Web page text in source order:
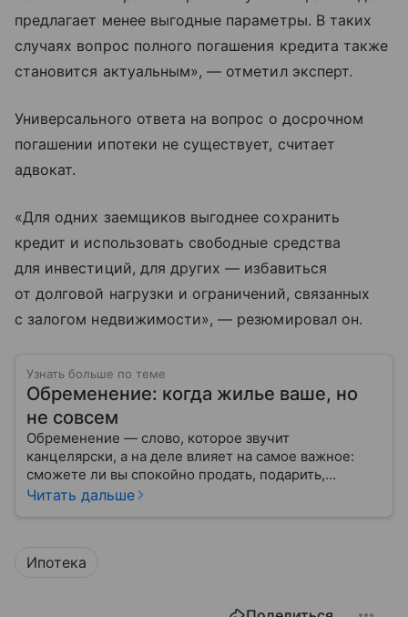
предлагает менее выгодные параметры. В таких
случаях вопрос полного погашения кредита также
становится актуальным», — отметил эксперт.
Универсального ответа на вопрос о досрочном
погашении ипотеки не существует, считает
адвокат.
«Для одних заемщиков выгоднее сохранить
кредит и использовать свободные средства
для инвестиций, для других — избавиться
от долговой нагрузки и ограничений, связанных
с залогом недвижимости», — резюмировал он.
Узнать больше по теме
Обременение: когда жилье ваше, но
не совсем
Обременение — слово, которое звучит
канцелярски, а на деле влияет на самое важное:
сможете ли вы спокойно продать, подарить,
заложить или даже иногда нормально пользоваться
Читать дальше
Ипотека